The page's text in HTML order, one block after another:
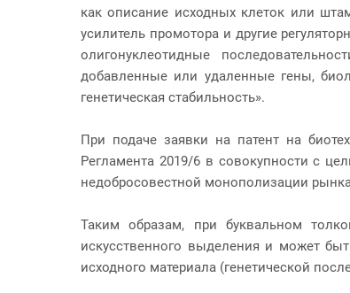
как описание исходных клеток или
усилитель промотора и другие
олигонуклеотидные
добавленные или удаленные гены,
генетическая стабильность».
При подаче заявки на патент на
Регламента 2019/6 в совокупности с
недобросовестной монополизации
Таким образам, при буквальном
искусственного выделения и может
исходного материала (генетической